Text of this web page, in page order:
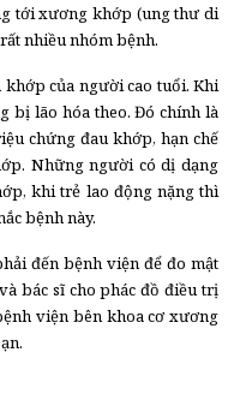
tới xương khớp (ung thư di
nhiều nhóm bệnh.
của người cao tuổi. Khi
bị lão hóa theo. Đó chính là
chứng đau khớp, hạn chế
Những người có dị dạng
khi trẻ lao động nặng thì
bệnh này.
đến bệnh viện để đo mật
bác sĩ cho phác đồ điều trị
viện bên khoa cơ xương